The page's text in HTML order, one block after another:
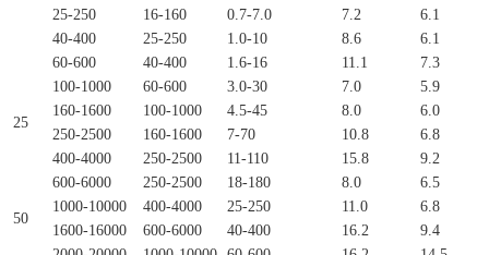
25-250
16-160 0.7-7.0 7.2
6.1
40-400
25-250 1.0-10 8.6
6.1
60-600
40-400 1.6-16 11.1 7.3
25
100-1000 60-600 3.0-30 7.0
5.9
160-1600
100-1000 4.5-45 8.0
6.0
250-2500
160-1600 7-70 10.8
6.8
400-4000
250-2500 11-110 15.8 9.2
50
600-6000 250-2500 18-180 8.0
6.5
1000-10000
400-4000 25-250 11.0
6.8
1600-16000
600-6000 40-400 16.2
9.4